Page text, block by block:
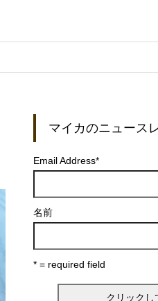
マイカのニュース
Email Address*
名前
* = required field